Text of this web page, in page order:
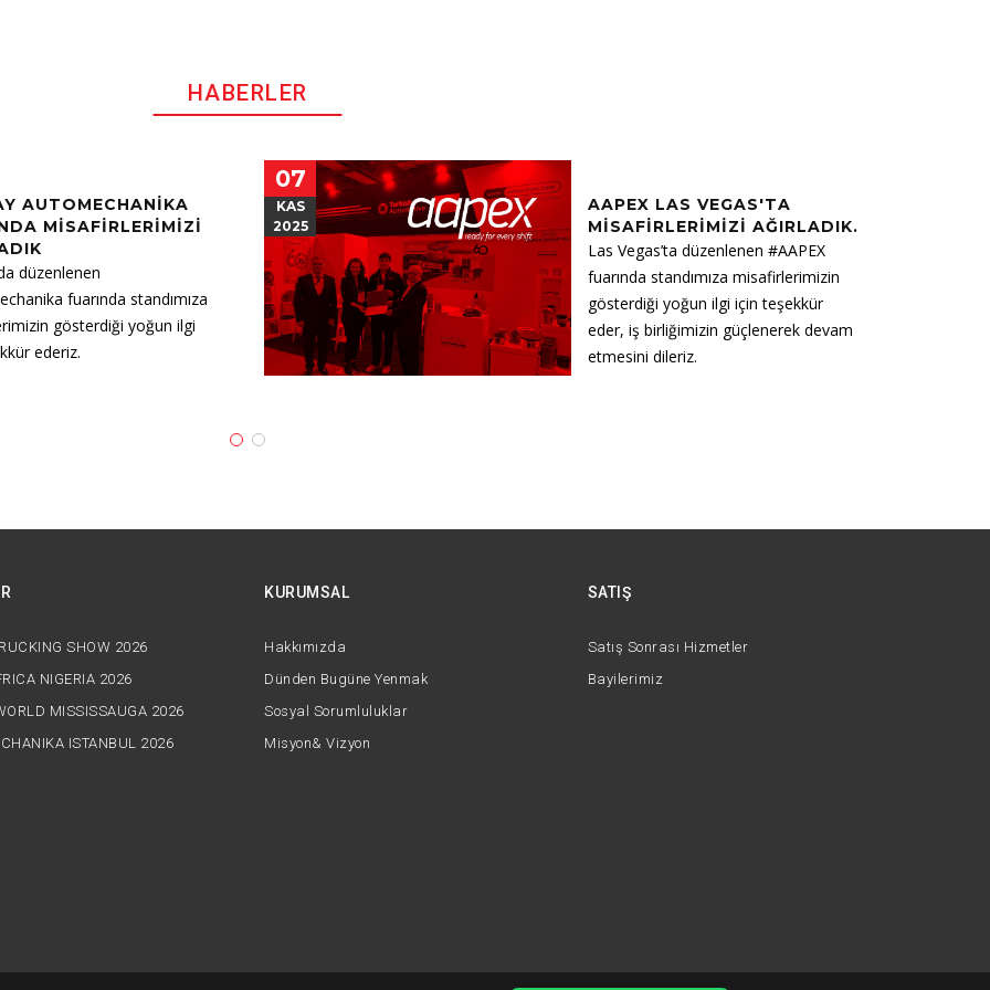
HABERLER
AUTOMECHANIKA
MISAFIRLERIMIZI
düzenlenen
fuarında standımıza
gösterdiği yoğun ilgi
ederiz.
07
KAS
2025
AAPEX LAS VEGAS'TA
MISAFIRLERIMIZI AĞIRLADIK.
Las Vegas’ta düzenlenen #AAPEX
fuarında standımıza misafirlerimizin
gösterdiği yoğun ilgi için teşekkür
eder, iş birliğimizin güçlenerek devam
etmesini dileriz.
SHOW 2026
NIGERIA 2026
MISSISSAUGA 2026
ISTANBUL 2026
KURUMSAL
Hakkımızda
Dünden Bugüne Yenmak
Sosyal Sorumluluklar
Misyon& Vizyon
SATIŞ
Satış Sonrası Hizmetler
Bayilerimiz